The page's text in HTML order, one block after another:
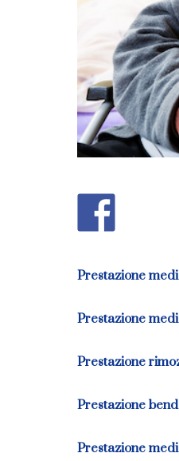
Prestazione
Prestazione
Prestazione
Prestazione
Prestazione